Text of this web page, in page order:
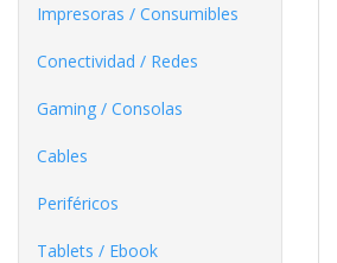
Impresoras / Consumibles
Conectividad / Redes
Gaming / Consolas
Cables
Periféricos
Tablets / Ebook